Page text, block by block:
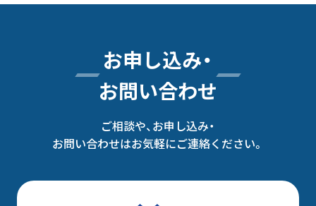
お申し込み・
お問い合わせ
ご相談や、お申し込み・
お問い合わせはお気軽にご連絡ください。